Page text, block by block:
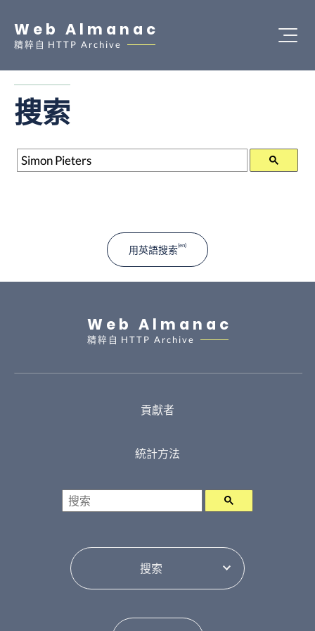
Web Almanac
精粹自 HTTP Archive
搜索
搜索
用英語搜索
Web Almanac
精粹自 HTTP Archive
貢獻者
統計方法
搜索
選擇目錄